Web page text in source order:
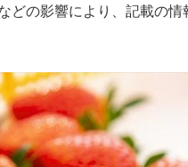
どの影響により、記載の